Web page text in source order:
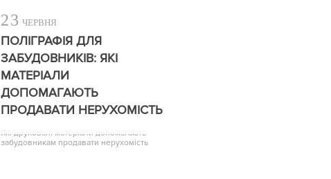
23 ЧЕРВНЯ
ПОЛІГРАФІЯ ДЛЯ
ЗАБУДОВНИКІВ: ЯКІ
МАТЕРІАЛИ
ДОПОМАГАЮТЬ
ПРОДАВАТИ НЕРУХОМІСТЬ
Які друковані матеріали допомагають
забудовникам продавати нерухомість